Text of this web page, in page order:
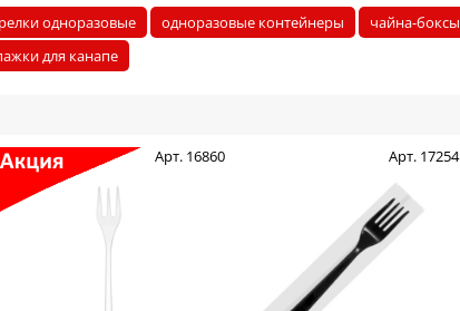
одноразовые одноразовые контейнеры чайна-боксы
для канапе
Арт. 16860 Арт. 17254